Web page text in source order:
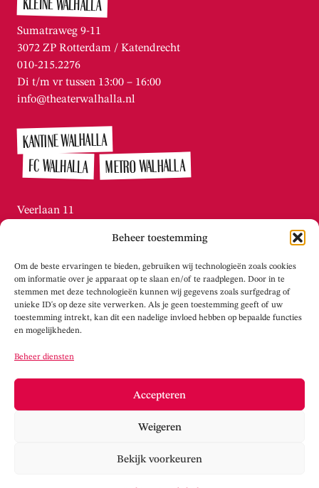
Beheer toestemming
Om de beste ervaringen te bieden, gebruiken wij technologieën zoals cookies
om informatie over je apparaat op te slaan en/of te raadplegen. Door in te
stemmen met deze technologieën kunnen wij gegevens zoals surfgedrag of
unieke ID's op deze site verwerken. Als je geen toestemming geeft of uw
toestemming intrekt, kan dit een nadelige invloed hebben op bepaalde functies
en mogelijkheden.
Beheer diensten
Accepteren
Weigeren
Bekijk voorkeuren
Sumatraweg 9-11
3072 ZP Rotterdam / Katendrecht
010-215.2276
Di t/m vr tussen 13:00 – 16:00
info@theaterwalhalla.nl
KANTINE WALHALLA
FC WALHALLA METRO WALHALLA
Veerlaan 11
Di t/m vr tussen 13:00 – 16:00
info@theaterwalhalla.nl
WERKPLAATS WALHALLA
3072 LS Rotterdam / Katendrecht
info@werkplaatswalhalla.nl
www.werkplaatswalhalla.nl
Privacy